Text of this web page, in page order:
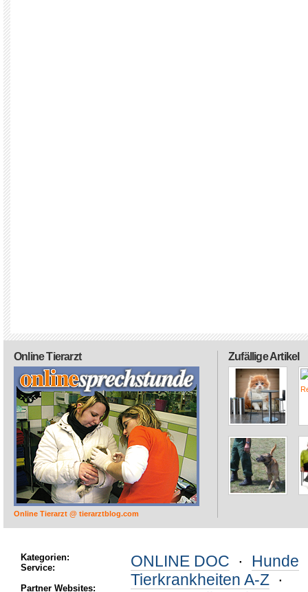
Zufällige Artikel
Online Tierarzt
Online Tierarzt @ tierarztblog.com
Kategorien:
Service:
Partner Websites:
ONLINE DOC · Hunde
Tierkrankheiten A-Z ·